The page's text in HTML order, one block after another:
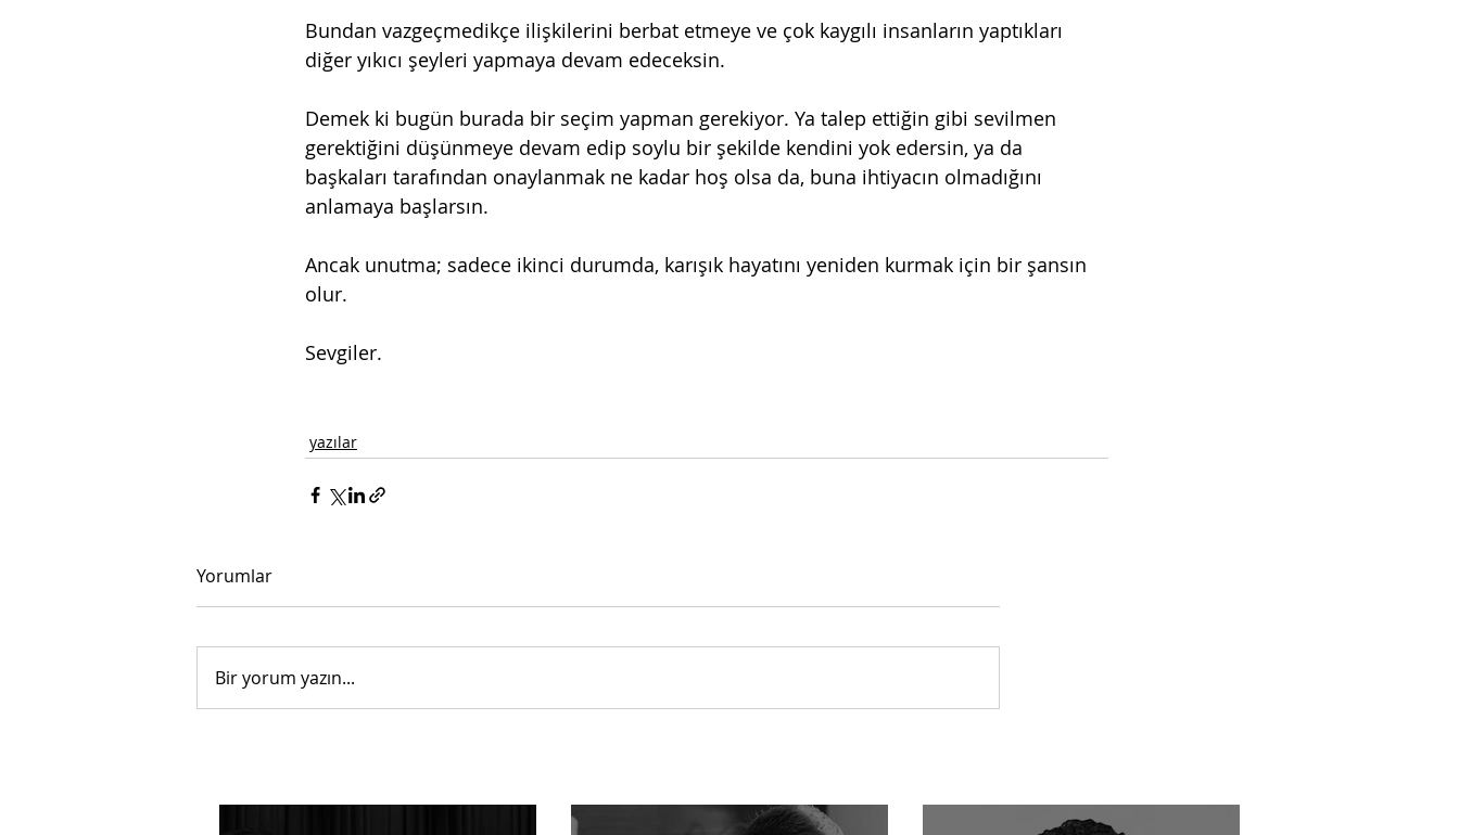
Bundan vazgeçmedikçe ilişkilerini berbat etmeye ve çok kaygılı insanların yaptıkları
diğer yıkıcı şeyleri yapmaya devam edeceksin.
Demek ki bugün burada bir seçim yapman gerekiyor. Ya talep ettiğin gibi sevilmen
gerektiğini düşünmeye devam edip soylu bir şekilde kendini yok edersin, ya da
başkaları tarafından onaylanmak ne kadar hoş olsa da, buna ihtiyacın olmadığını
anlamaya başlarsın.
Ancak unutma; sadece ikinci durumda, karışık hayatını yeniden kurmak için bir şansın
olur.
Sevgiler.
yazılar
Yorumlar
Bir yorum yazın...